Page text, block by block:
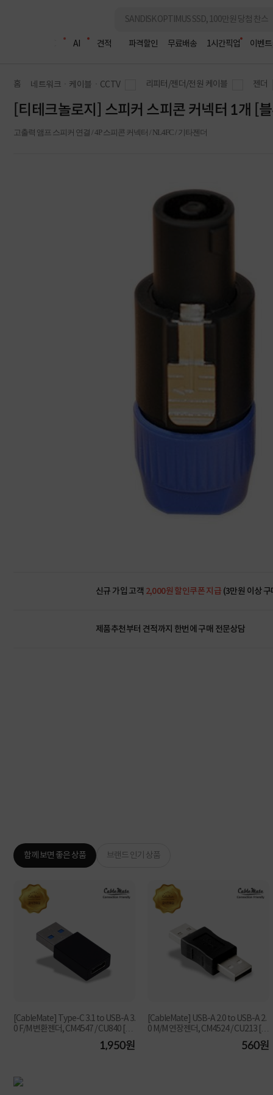
AI 견적 파격할인 무료배송 1시간픽업 이벤트
홈 네트워크ㆍ케이블ㆍCCTV 리피터/젠더/전원 케이블 젠더
[티테크놀로지] 스피커 스피콘 커넥터 1개
고출력 앰프 스피커 연결 / 4P 스피콘 커넥터 / NL4FC / 기타젠더
신규 가입 고객 2,000원 할인쿠폰 지급 (3만원 이상 구
제품추천부터 견적까지 한번에 구매 전문상담
함께 보면 좋은 상품 브랜드 인기 상품
[CableMate] Type-C 3.1 to USB-A 3.
0 F/M 변환젠더, CM4547 / CU840 [블
1,950원
[CableMate] USB-A 2.0 to USB-A 2.
0 M/M 연장젠더, CM4524 / CU213 [블
560원